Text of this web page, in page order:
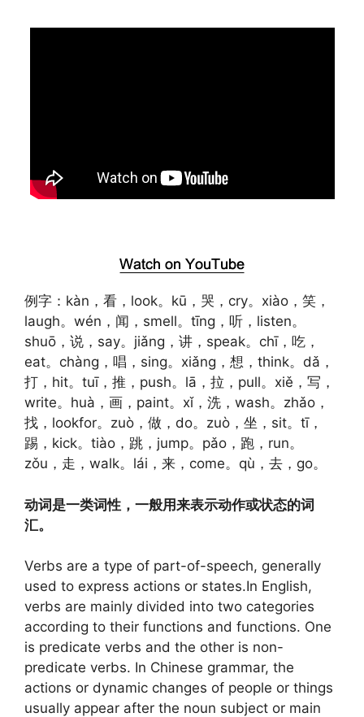
例字：kàn，看，look。kū，哭，cry。xiào，笑，
laugh。wén，闻，smell。tīng，听，listen。
shuō，说，say。jiǎng，讲，speak。chī，吃，
eat。chàng，唱，sing。xiǎng，想，think。dǎ，
打，hit。tuī，推，push。lā，拉，pull。xiě，写，
write。huà，画，paint。xǐ，洗，wash。zhǎo，
找，lookfor。zuò，做，do。zuò，坐，sit。tī，
踢，kick。tiào，跳，jump。pǎo，跑，run。
zǒu，走，walk。lái，来，come。qù，去，go。
动词是一类词性，一般用来表示动作或状态的词
汇。
Verbs are a type of part-of-speech, generally
used to express actions or states.In English,
verbs are mainly divided into two categories
according to their functions and functions. One
is predicate verbs and the other is non-
predicate verbs. In Chinese grammar, the
actions or dynamic changes of people or things
usually appear after the noun subject or main